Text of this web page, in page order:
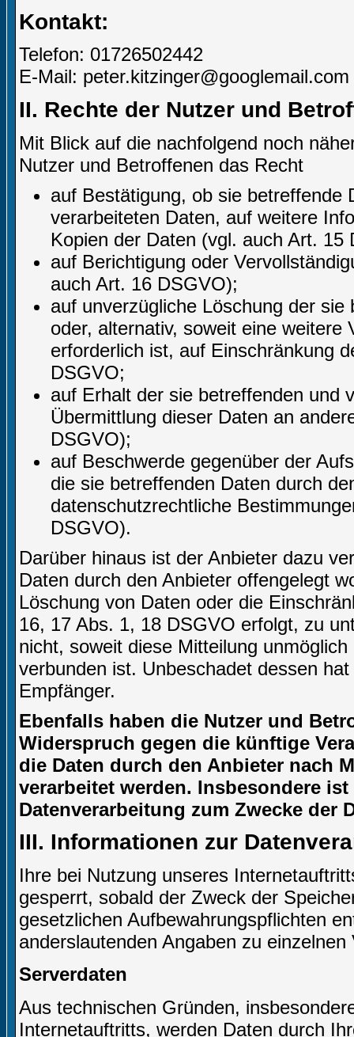
Kontakt:
Telefon: 01726502442
E-Mail: peter.kitzinger@googlemail.com
II. Rechte der Nutzer und
Mit Blick auf die nachfolgend noch
Nutzer und Betroffenen das Recht
auf Bestätigung, ob sie betreffende
verarbeiteten Daten, auf weitere
Kopien der Daten (vgl. auch Art. 15
auf Berichtigung oder
auch Art. 16 DSGVO);
auf unverzügliche Löschung der
oder, alternativ, soweit eine
erforderlich ist, auf Einschränkung
DSGVO;
auf Erhalt der sie betreffenden und
Übermittlung dieser Daten an
DSGVO);
auf Beschwerde gegenüber der
die sie betreffenden Daten durch
datenschutzrechtliche
DSGVO).
Darüber hinaus ist der Anbieter dazu
Daten durch den Anbieter offengelegt
Löschung von Daten oder die
16, 17 Abs. 1, 18 DSGVO erfolgt, zu
nicht, soweit diese Mitteilung
verbunden ist. Unbeschadet dessen
Empfänger.
Ebenfalls haben die Nutzer und
Widerspruch gegen die künftige
die Daten durch den Anbieter nach
verarbeitet werden. Insbesondere
Datenverarbeitung zum Zwecke der
III. Informationen zur
Ihre bei Nutzung unseres
gesperrt, sobald der Zweck der
gesetzlichen Aufbewahrungspflichten
anderslautenden Angaben zu
Serverdaten
Aus technischen Gründen,
Internetauftritts, werden Daten durch